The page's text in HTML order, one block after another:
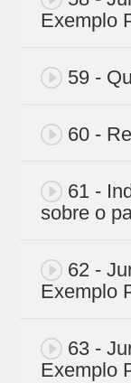
Exemplo
59 -
60 -
61 -
sobre o
62 -
Exemplo
63 -
Exemplo